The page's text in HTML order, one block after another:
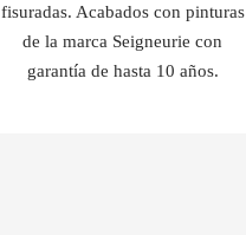
fisuradas. Acabados con pinturas
de la marca Seigneurie con
garantía de hasta 10 años.